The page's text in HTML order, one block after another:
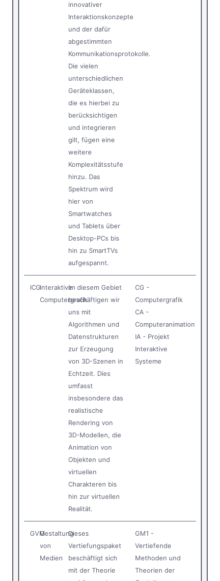
innovativer
Interaktionskonzepte
und der dafür
abgestimmten
Kommunikationsprotokolle.
Die vielen
unterschiedlichen
Geräteklassen,
die es hierbei zu
berücksichtigen
und integrieren
gilt, fügen eine
weitere
Komplexitätsstufe
hinzu. Das
Spektrum wird
hier von
Smartwatches
und Tablets über
Desktop-PCs bis
hin zu SmartTVs
aufgespannt.
ICGInteraktive
Computergrafik
Im diesem Gebiet
beschäftigen wir
uns mit
Algorithmen und
Datenstrukturen
zur Erzeugung
von 3D-Szenen in
Echtzeit. Dies
umfasst
insbesondere das
realistische
Rendering von
3D-Modellen, die
Animation von
Objekten und
virtuellen
Charakteren bis
hin zur virtuellen
Realität.
CG -
Computergrafik
CA -
Computeranimation
IA - Projekt
Interaktive
Systeme
GVMGestaltung
von
Medien
Dieses
Vertiefungspaket
beschäftigt sich
mit der Theorie
GM1 -
Vertiefende
Methoden und
Theorien der